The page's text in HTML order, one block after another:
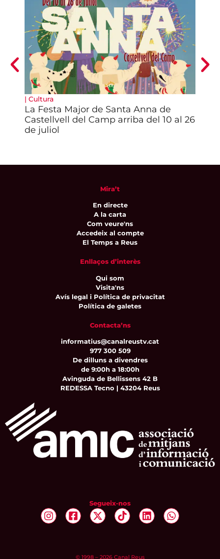
| Cultura
La Festa Major de Santa Anna de
Castellvell del Camp arriba del 10 al 26
de juliol
Mira’t
En directe
A la carta
Com veure'ns
Accedeix al compte
El Temps a Reus
Enllaços d’interès
Qui som
Visita'ns
Avís legal i Política de privacitat
Política de galetes
Contacta’ns
informatius@canalreustv.cat
977 300 509
De dilluns a divendres
de 9:00h a 18:00h
Avinguda de Bellissens 42 B
REDESSA Tecno | 43204 Reus
Segueix-nos
© 1998 – 2026 Canal Reus